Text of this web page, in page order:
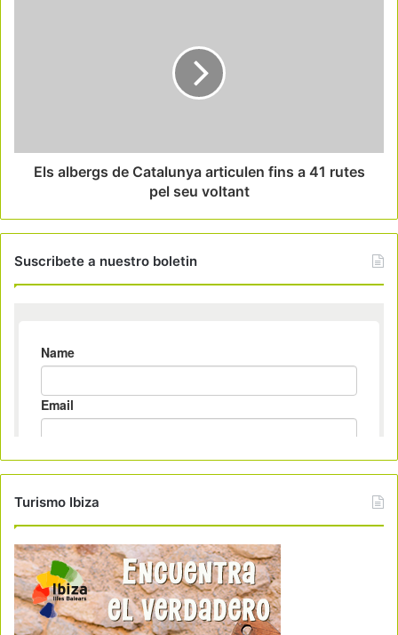
Els albergs de Catalunya articulen fins a 41 rutes
pel seu voltant
Suscribete a nuestro boletin
Turismo Ibiza